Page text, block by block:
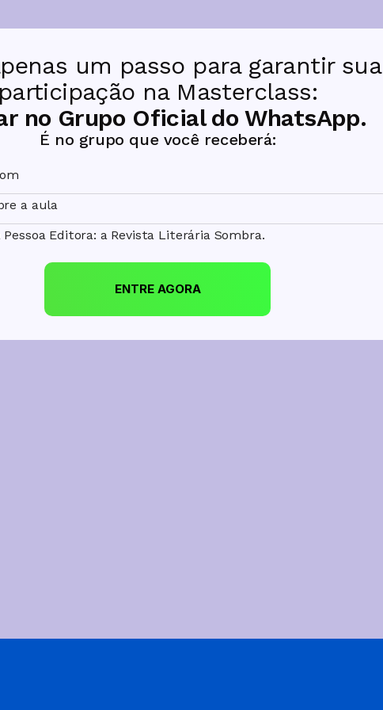
um passo para garantir sua
participação na Masterclass:
no Grupo Oficial do WhatsApp.
É no grupo que você receberá:
a aula
Editora: a Revista Literária Sombra.
ENTRE AGORA